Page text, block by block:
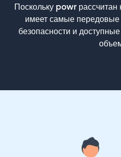
Поскольку powr
имеет самые
безопасности и